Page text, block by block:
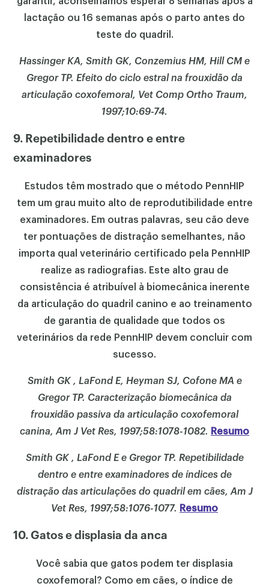
lactação ou 16 semanas após o parto antes do
teste do quadril.
Hassinger KA, Smith GK, Conzemius HM, Hill CM e
Gregor TP. Efeito do ciclo estral na frouxidão da
articulação coxofemoral, Vet Comp Ortho Traum,
1997;10:69-74.
9. Repetibilidade dentro e entre
examinadores
Estudos têm mostrado que o método PennHIP
tem um grau muito alto de reprodutibilidade entre
examinadores. Em outras palavras, seu cão deve
ter pontuações de distração semelhantes, não
importa qual veterinário certificado pela PennHIP
realize as radiografias. Este alto grau de
consistência é atribuível à biomecânica inerente
da articulação do quadril canino e ao treinamento
de garantia de qualidade que todos os
veterinários da rede PennHIP devem concluir com
sucesso.
Smith GK , LaFond E, Heyman SJ, Cofone MA e
Gregor TP. Caracterização biomecânica da
frouxidão passiva da articulação coxofemoral
canina, Am J Vet Res, 1997;58:1078-1082. Resumo
Smith GK , LaFond E e Gregor TP. Repetibilidade
dentro e entre examinadores de índices de
distração das articulações do quadril em cães, Am J
Vet Res, 1997;58:1076-1077. Resumo
10. Gatos e displasia da anca
Você sabia que gatos podem ter displasia
coxofemoral? Como em cães, o índice de